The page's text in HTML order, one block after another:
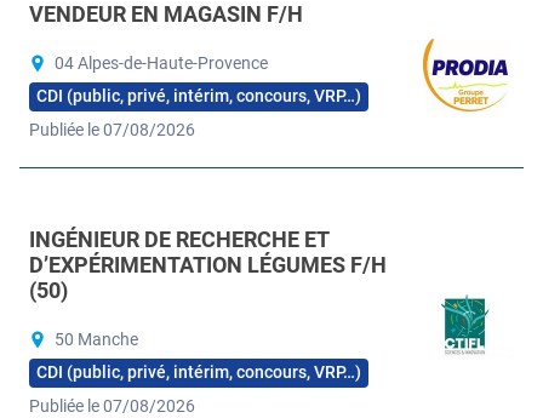
VENDEUR EN MAGASIN F/H
04 Alpes-de-Haute-Provence
CDI (public, privé, intérim, concours, VRP…)
Publiée le 07/08/2026
INGÉNIEUR DE RECHERCHE ET
D’EXPÉRIMENTATION LÉGUMES F/H
(50)
50 Manche
CDI (public, privé, intérim, concours, VRP…)
Publiée le 07/08/2026